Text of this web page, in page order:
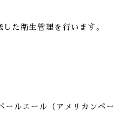
た衛生管理を行います。
ルエール（アメリカンペー